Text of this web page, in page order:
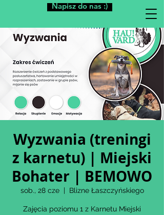
Napisz do nas :)
Wyzwania (treningi
z karnetu) | Miejski
Bohater | BEMOWO
sob., 28 cze
  |
Blizne Łaszczyńskiego
Zajęcia poziomu 1 z Karnetu Miejski